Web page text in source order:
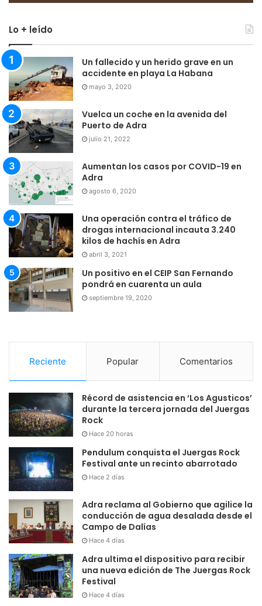
Lo + leído
Un fallecido y un herido grave en un
accidente en playa La Habana
mayo 3, 2020
Vuelca un coche en la avenida del
Puerto de Adra
julio 21, 2022
Aumentan los casos por COVID-19 en
Adra
agosto 6, 2020
Una operación contra el tráfico de
drogas internacional incauta 3.240
kilos de hachís en Adra
abril 3, 2021
Un positivo en el CEIP San Fernando
pondrá en cuarenta un aula
septiembre 19, 2020
Reciente Popular Comentarios
Récord de asistencia en ‘Los Agusticos’
durante la tercera jornada del Juergas
Rock
Hace 20 horas
Pendulum conquista el Juergas Rock
Festival ante un recinto abarrotado
Hace 2 días
Adra reclama al Gobierno que agilice la
conducción de agua desalada desde el
Campo de Dalías
Hace 4 días
Adra ultima el dispositivo para recibir
una nueva edición de The Juergas Rock
Festival
Hace 4 días